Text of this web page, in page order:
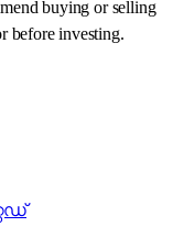
buying or selling
before investing.